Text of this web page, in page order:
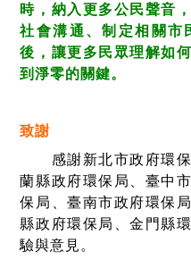
時，納入更多公民聲音
社會溝通、制定相關市
後，讓更多民眾理解如
到淨零的關鍵。
致謝
感謝新北市政府環保
蘭縣政府環保局、臺中
保局、臺南市政府環保
縣政府環保局、金門縣
驗與意見。